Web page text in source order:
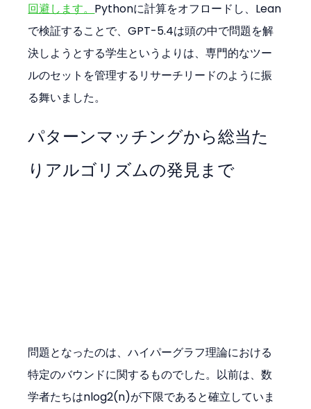
回避します。 Pythonに計算をオフロードし、Lean
で検証することで、GPT-5.4は頭の中で問題を解
決しようとする学生というよりは、専門的なツー
ルのセットを管理するリサーチリードのように振
る舞いました。
パターンマッチングから総当た
りアルゴリズムの発見まで
問題となったのは、ハイパーグラフ理論における
特定のバウンドに関するものでした。以前は、数
学者たちはnlog⁡2(n)が下限であると確立していま